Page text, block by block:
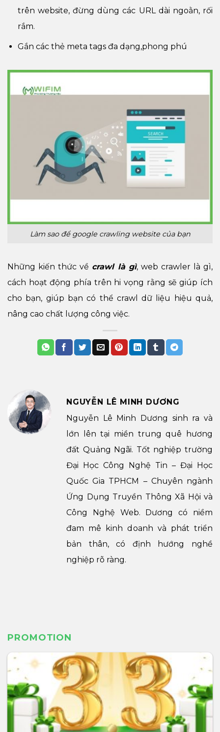
trên website, đừng dùng các URL dài ngoằn, rối
rắm.
Gắn các thẻ meta tags đa dạng,phong phú
Làm sao để google crawling website của bạn
Những kiến thức về crawl là gì, web crawler là gì,
cách hoạt động phía trên hi vọng rằng sẽ giúp ích
cho bạn, giúp bạn có thể crawl dữ liệu hiệu quả,
nâng cao chất lượng công việc.
NGUYỄN LÊ MINH DƯƠNG
Nguyễn Lê Minh Dương sinh ra và
lớn lên tại miền trung quê hương
đất Quảng Ngãi. Tốt nghiệp trường
Đại Học Công Nghệ Tin – Đại Học
Quốc Gia TPHCM – Chuyên ngành
Ứng Dụng Truyền Thông Xã Hội và
Công Nghệ Web. Dương có niềm
đam mê kinh doanh và phát triển
bản thân, có định hướng nghề
nghiệp rõ ràng.
PROMOTION